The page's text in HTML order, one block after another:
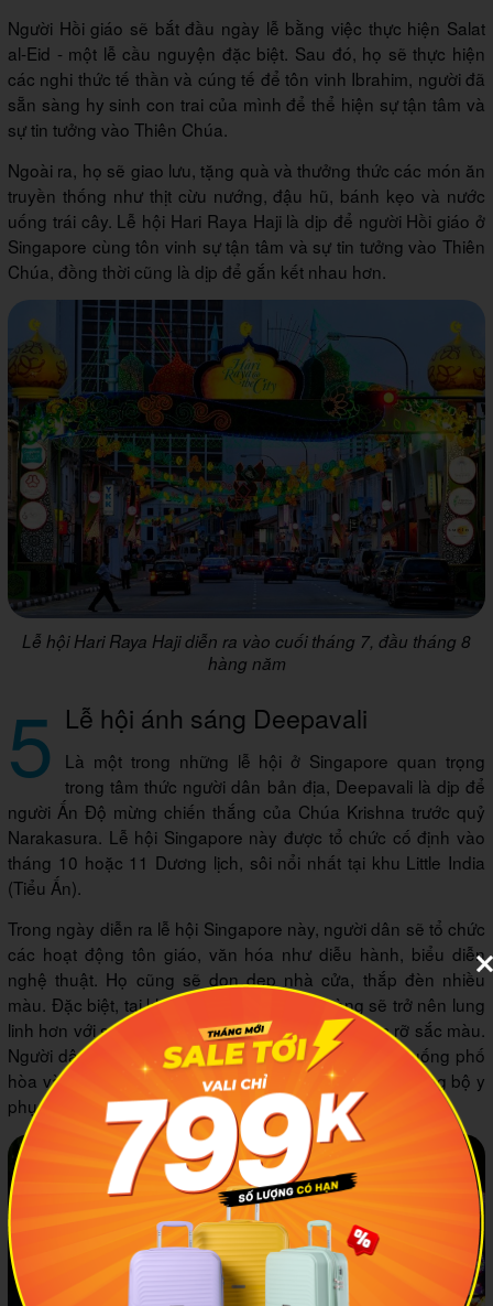
Người Hồi giáo sẽ bắt đầu ngày lễ bằng việc thực hiện Salat
al-Eid - một lễ cầu nguyện đặc biệt. Sau đó, họ sẽ thực hiện
các nghi thức tế thần và cúng tế để tôn vinh Ibrahim, người đã
sẵn sàng hy sinh con trai của mình để thể hiện sự tận tâm và
sự tin tưởng vào Thiên Chúa.
Ngoài ra, họ sẽ giao lưu, tặng quà và thưởng thức các món ăn
truyền thống như thịt cừu nướng, đậu hũ, bánh kẹo và nước
uống trái cây. Lễ hội Hari Raya Haji là dịp để người Hồi giáo ở
Singapore cùng tôn vinh sự tận tâm và sự tin tưởng vào Thiên
Chúa, đồng thời cũng là dịp để gắn kết nhau hơn.
Lễ hội Hari Raya Haji diễn ra vào cuối tháng 7, đầu tháng 8
hàng năm
5 Lễ hội ánh sáng Deepavali
Là một trong những lễ hội ở Singapore quan trọng
trong tâm thức người dân bản địa, Deepavali là dịp để
người Ấn Độ mừng chiến thắng của Chúa Krishna trước quỷ
Narakasura. Lễ hội Singapore này được tổ chức cố định vào
tháng 10 hoặc 11 Dương lịch, sôi nổi nhất tại khu Little India
(Tiểu Ấn).
Trong ngày diễn ra lễ hội Singapore này, người dân sẽ tổ chức
các hoạt động tôn giáo, văn hóa như diễu hành, biểu diễn
nghệ thuật. Họ cũng sẽ dọn dẹp nhà cửa, thắp đèn nhiều
màu. Đặc biệt, tại khu Tiểu Ấn, các quầy hàng sẽ trở nên lung
linh hơn với sự góp mặt của rất nhiều dây đèn rực rỡ sắc màu.
Người dân sẽ mặc sari lộng lẫy, sau đó cùng nhau xuống phố
hòa vào dòng người, cũng như tìm mua cho mình những bộ y
phục mới.